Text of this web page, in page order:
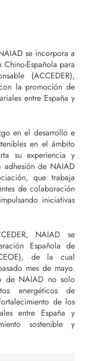
se incorpora a
Española para
(ACCEDER),
la promoción de
entre España y
en el desarrollo e
en el ámbito
su experiencia y
adhesión de NAIAD
que trabaja
de colaboración
iniciativas
NAIAD se
Española de
de la cual
mes de mayo.
de NAIAD no solo
energéticos de
de los
entre España y
sostenible y